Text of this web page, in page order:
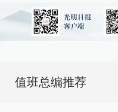
值班总编推荐